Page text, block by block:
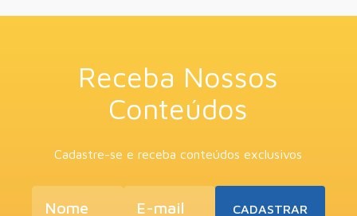
Receba Nossos
Conteúdos
Cadastre-se e receba conteúdos exclusivos